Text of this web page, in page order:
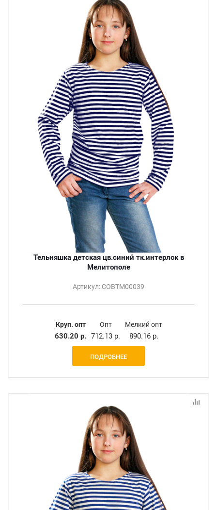
Тельняшка детская цв.синий тк.интерлок в
Мелитополе
Артикул: СОВТМ00039
Круп. опт
630.20 р.
Опт
712.13 р.
Мелкий опт
890.16 р.
ПОДРОБНЕЕ